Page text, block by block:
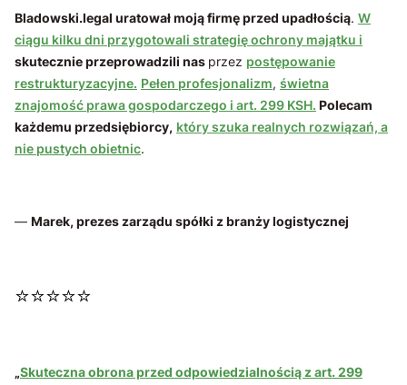
Bladowski.legal uratował moją firmę przed upadłością. W
ciągu kilku dni przygotowali strategię ochrony majątku i
skutecznie przeprowadzili nas przez postępowanie
restrukturyzacyjne. Pełen profesjonalizm, świetna
znajomość prawa gospodarczego i art. 299 KSH. Polecam
każdemu przedsiębiorcy, który szuka realnych rozwiązań, a
nie pustych obietnic.
— Marek, prezes zarządu spółki z branży logistycznej
⭐⭐⭐⭐⭐
„Skuteczna obrona przed odpowiedzialnością z art. 299